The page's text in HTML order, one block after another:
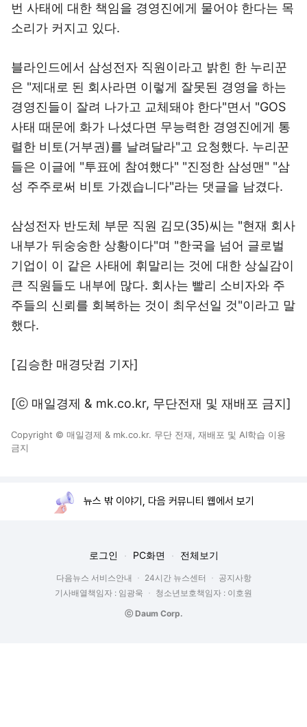
번 사태에 대한 책임을 경영진에게 물어야 한다는 목
소리가 커지고 있다.
블라인드에서 삼성전자 직원이라고 밝힌 한 누리꾼
은 "제대로 된 회사라면 이렇게 잘못된 경영을 하는
경영진들이 잘려 나가고 교체돼야 한다"면서 "GOS
사태 때문에 화가 나셨다면 무능력한 경영진에게 통
렬한 비토(거부권)를 날려달라"고 요청했다. 누리꾼
들은 이글에 "투표에 참여했다" "진정한 삼성맨" "삼
성 주주로써 비토 가겠습니다"라는 댓글을 남겼다.
삼성전자 반도체 부문 직원 김모(35)씨는 "현재 회사
내부가 뒤숭숭한 상황이다"며 "한국을 넘어 글로벌
기업이 이 같은 사태에 휘말리는 것에 대한 상실감이
큰 직원들도 내부에 많다. 회사는 빨리 소비자와 주
주들의 신뢰를 회복하는 것이 최우선일 것"이라고 말
했다.
[김승한 매경닷컴 기자]
[ⓒ 매일경제 & mk.co.kr, 무단전재 및 재배포 금지]
Copyright © 매일경제 & mk.co.kr. 무단 전재, 재배포 및 AI학습 이용
금지
뉴스 밖 이야기, 다음 커뮤니티 웹에서 보기
로그인 PC화면 전체보기
다음뉴스 서비스안내 24시간 뉴스센터
공지사항
기사배열책임자 : 임광욱
청소년보호책임자 : 이호원
ⓒ Daum Corp.